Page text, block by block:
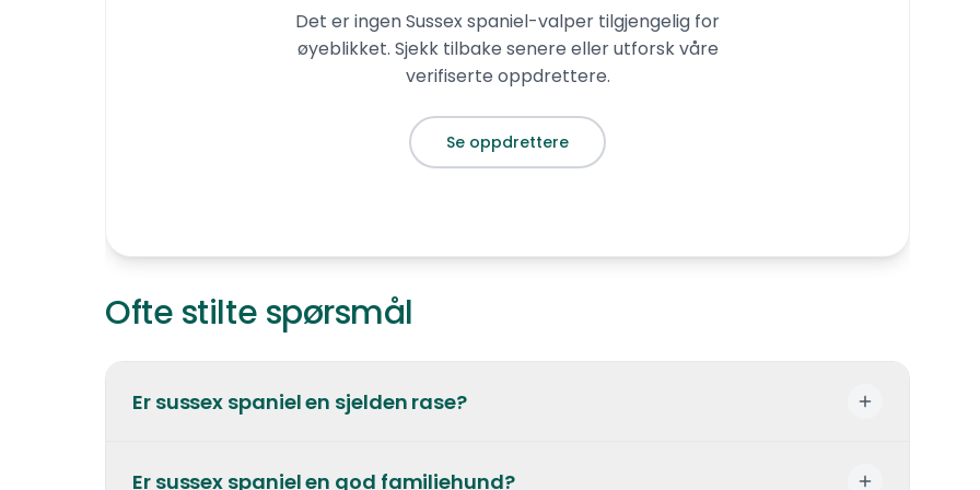
Det er ingenSussex spaniel-valper tilgjengelig for
øyeblikket. Sjekk tilbake senere eller utforsk våre
verifiserte oppdrettere.
Se oppdrettere
Ofte stilte spørsmål
Er sussex spaniel en sjelden rase?
Er sussex spaniel en god familiehund?